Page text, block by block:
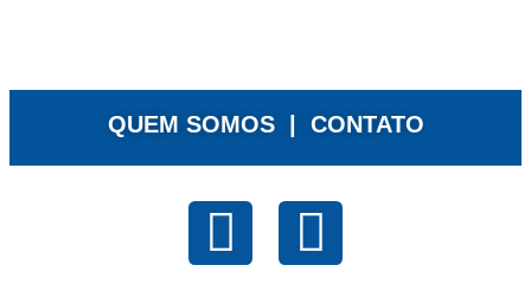
QUEM SOMOS | CONTATO